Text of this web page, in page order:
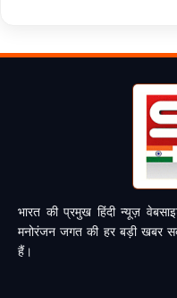
भारत की प्रमुख हिंदी न्यूज़
मनोरंजन जगत की हर बड़ी खबर
हैं।